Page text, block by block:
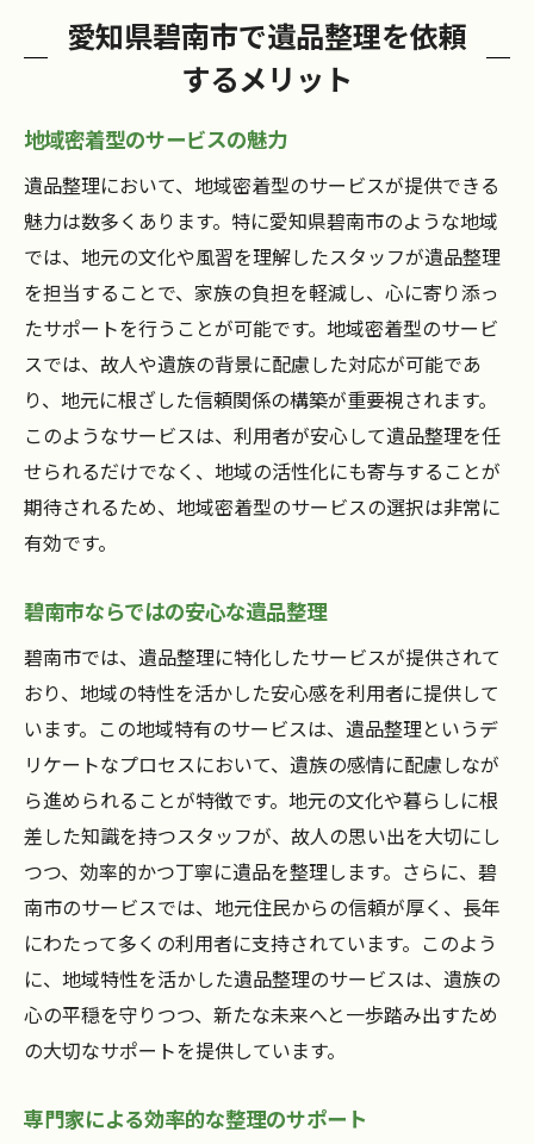
愛知県碧南市で遺品整理を依頼
するメリット
地域密着型のサービスの魅力
遺品整理において、地域密着型のサービスが提供できる
魅力は数多くあります。特に愛知県碧南市のような地域
では、地元の文化や風習を理解したスタッフが遺品整理
を担当することで、家族の負担を軽減し、心に寄り添っ
たサポートを行うことが可能です。地域密着型のサービ
スでは、故人や遺族の背景に配慮した対応が可能であ
り、地元に根ざした信頼関係の構築が重要視されます。
このようなサービスは、利用者が安心して遺品整理を任
せられるだけでなく、地域の活性化にも寄与することが
期待されるため、地域密着型のサービスの選択は非常に
有効です。
碧南市ならではの安心な遺品整理
碧南市では、遺品整理に特化したサービスが提供されて
おり、地域の特性を活かした安心感を利用者に提供して
います。この地域特有のサービスは、遺品整理というデ
リケートなプロセスにおいて、遺族の感情に配慮しなが
ら進められることが特徴です。地元の文化や暮らしに根
差した知識を持つスタッフが、故人の思い出を大切にし
つつ、効率的かつ丁寧に遺品を整理します。さらに、碧
南市のサービスでは、地元住民からの信頼が厚く、長年
にわたって多くの利用者に支持されています。このよう
に、地域特性を活かした遺品整理のサービスは、遺族の
心の平穏を守りつつ、新たな未来へと一歩踏み出すため
の大切なサポートを提供しています。
専門家による効率的な整理のサポート